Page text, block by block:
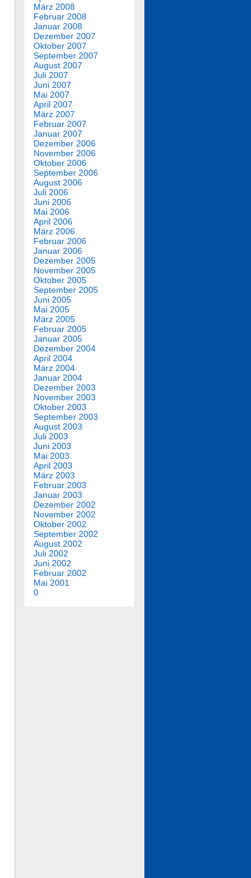
März 2008
Februar 2008
Januar 2008
Dezember 2007
Oktober 2007
September 2007
August 2007
Juli 2007
Juni 2007
Mai 2007
April 2007
März 2007
Februar 2007
Januar 2007
Dezember 2006
November 2006
Oktober 2006
September 2006
August 2006
Juli 2006
Juni 2006
Mai 2006
April 2006
März 2006
Februar 2006
Januar 2006
Dezember 2005
November 2005
Oktober 2005
September 2005
Juni 2005
Mai 2005
März 2005
Februar 2005
Januar 2005
Dezember 2004
April 2004
März 2004
Januar 2004
Dezember 2003
November 2003
Oktober 2003
September 2003
August 2003
Juli 2003
Juni 2003
Mai 2003
April 2003
März 2003
Februar 2003
Januar 2003
Dezember 2002
November 2002
Oktober 2002
September 2002
August 2002
Juli 2002
Juni 2002
Februar 2002
Mai 2001
0